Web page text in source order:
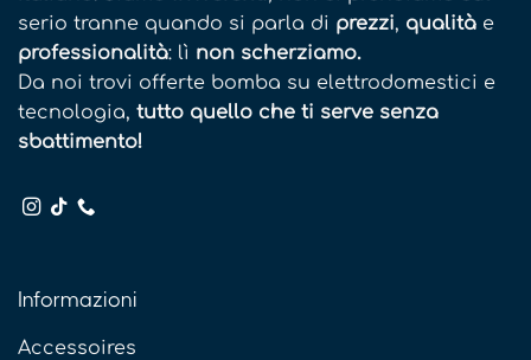
serio tranne quando si parla di prezzi, qualità e
professionalità: lì non scherziamo.
Da noi trovi offerte bomba su elettrodomestici e
tecnologia, tutto quello che ti serve senza
sbattimento!
Informazioni
Accessoires